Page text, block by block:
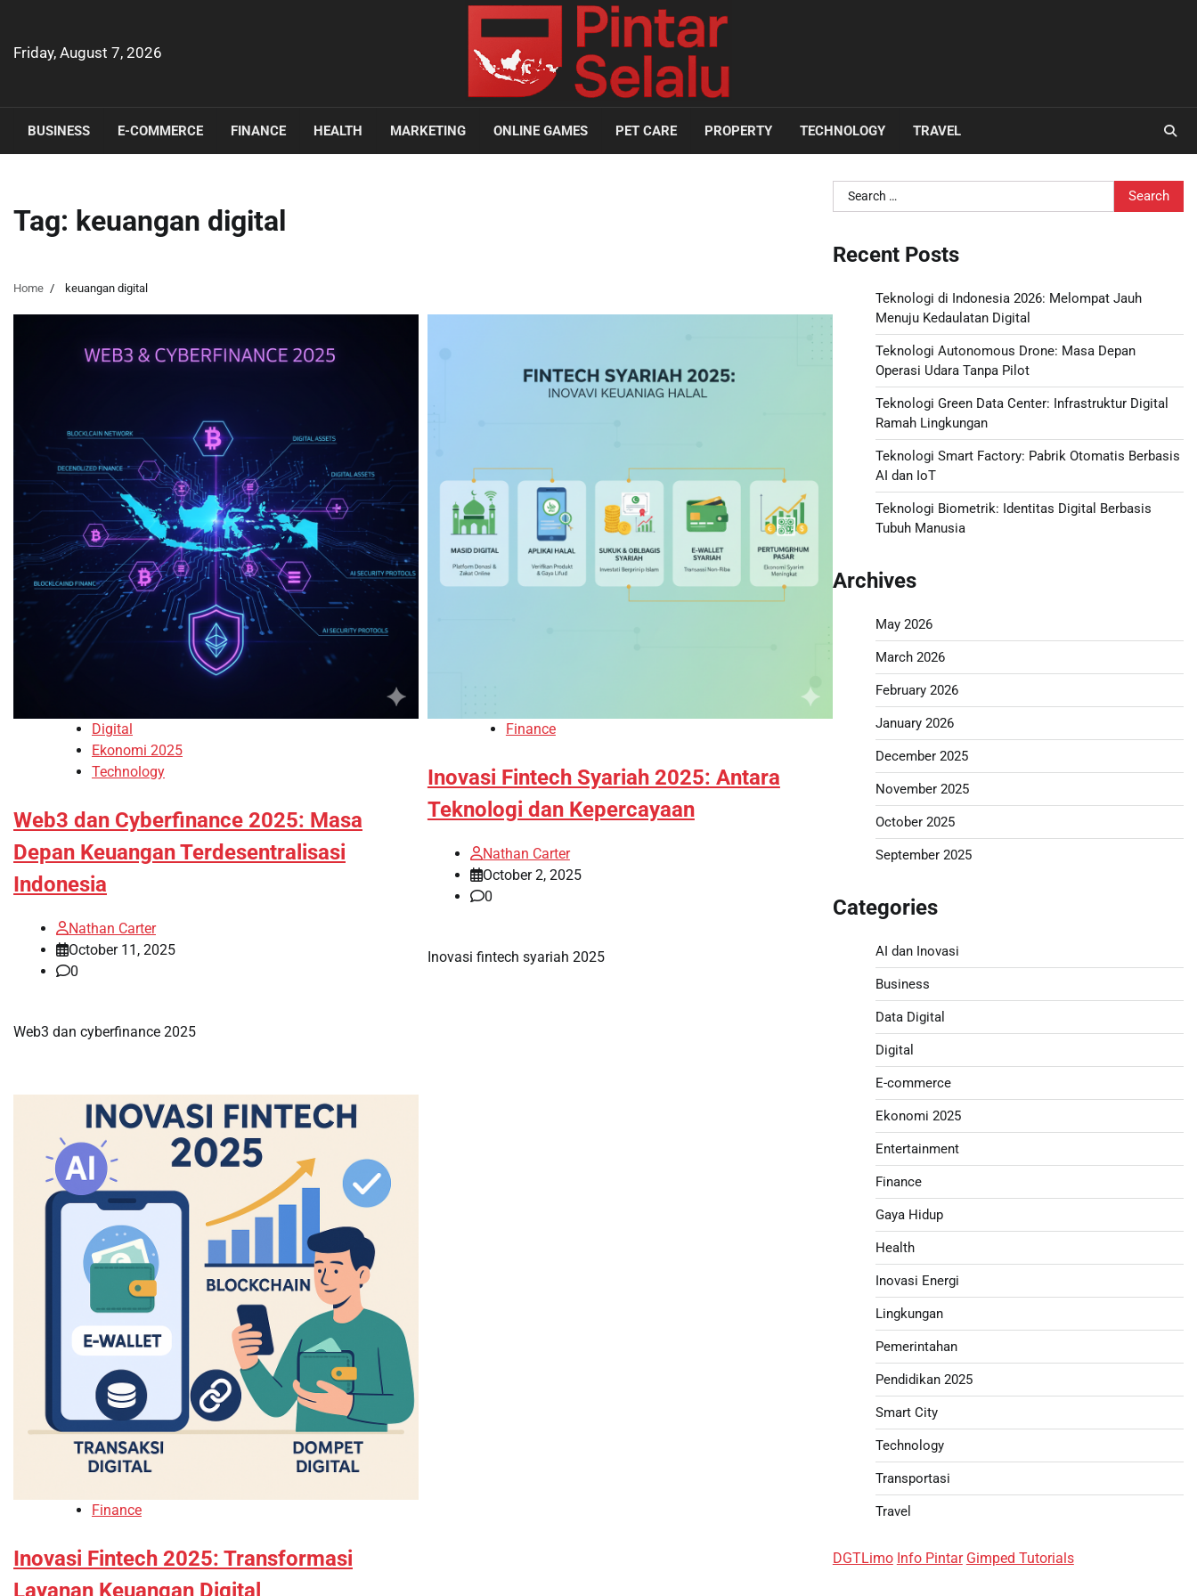
content
Friday, August 7, 2026
BUSINESS E-COMMERCE FINANCE HEALTH MARKETING ONLINE GAMES PET CARE PROPERTY TECHNOLOGY TRAVEL
Tag: keuangan digital
Home keuangan digital
Digital
Ekonomi 2025
Technology
Web3 dan Cyberfinance 2025: Masa
Depan Keuangan Terdesentralisasi
Indonesia
Nathan Carter
October 11, 2025
0
Web3 dan cyberfinance 2025
Finance
Inovasi Fintech Syariah 2025: Antara
Teknologi dan Kepercayaan
Nathan Carter
October 2, 2025
0
Inovasi fintech syariah 2025
Finance
Inovasi Fintech 2025: Transformasi
Layanan Keuangan Digital
Search
for:
Recent Posts
Teknologi di Indonesia 2026: Melompat Jauh
Menuju Kedaulatan Digital
Teknologi Autonomous Drone: Masa Depan
Operasi Udara Tanpa Pilot
Teknologi Green Data Center: Infrastruktur Digital
Ramah Lingkungan
Teknologi Smart Factory: Pabrik Otomatis Berbasis
AI dan IoT
Teknologi Biometrik: Identitas Digital Berbasis
Tubuh Manusia
Archives
May 2026
March 2026
February 2026
January 2026
December 2025
November 2025
October 2025
September 2025
Categories
AI dan Inovasi
Business
Data Digital
Digital
E-commerce
Ekonomi 2025
Entertainment
Finance
Gaya Hidup
Health
Inovasi Energi
Lingkungan
Pemerintahan
Pendidikan 2025
Smart City
Technology
Transportasi
Travel
DGTLimo Info Pintar Gimped Tutorials